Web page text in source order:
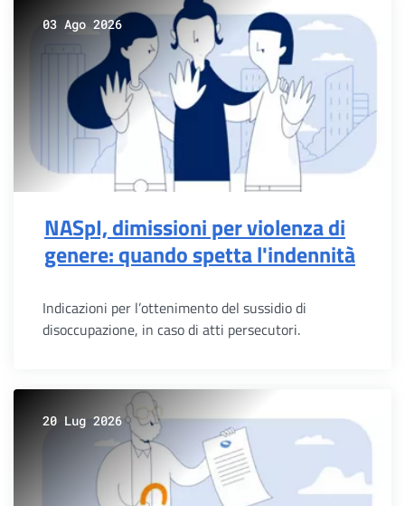
03 Ago 2026
NASpI, dimissioni per violenza di
genere: quando spetta l'indennità
Indicazioni per l’ottenimento del sussidio di
disoccupazione, in caso di atti persecutori.
20 Lug 2026